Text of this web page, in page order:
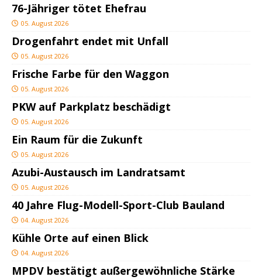
76-Jähriger tötet Ehefrau
05. August 2026
Drogenfahrt endet mit Unfall
05. August 2026
Frische Farbe für den Waggon
05. August 2026
PKW auf Parkplatz beschädigt
05. August 2026
Ein Raum für die Zukunft
05. August 2026
Azubi-Austausch im Landratsamt
05. August 2026
40 Jahre Flug-Modell-Sport-Club Bauland
04. August 2026
Kühle Orte auf einen Blick
04. August 2026
MPDV bestätigt außergewöhnliche Stärke